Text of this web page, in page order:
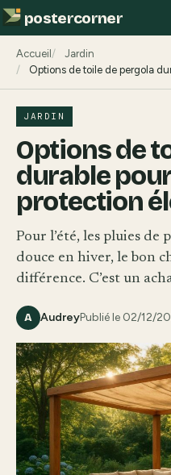
postercorner
Accueil
Jardin
Options de toile de pergola
JARDIN
Options de
durable
protection
Pour l’été, les pluies
douce en hiver, le bon
différence. C’est un
A AudreyPublié le 02/12/